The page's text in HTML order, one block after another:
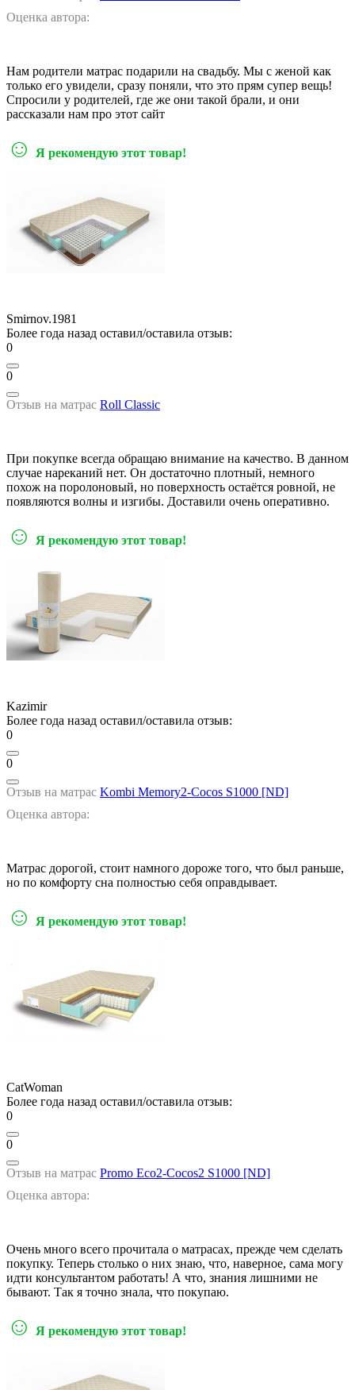
Оценка автора:
Нам родители матрас подарили на свадьбу. Мы с женой как
только его увидели, сразу поняли, что это прям супер вещь!
Спросили у родителей, где же они такой брали, и они
рассказали нам про этот сайт
☺ Я рекомендую этот товар!
Smirnov.1981
Более года назад оставил/оставила отзыв:
0
0
Отзыв на матрас Roll Classic
При покупке всегда обращаю внимание на качество. В данном
случае нареканий нет. Он достаточно плотный, немного
похож на поролоновый, но поверхность остаётся ровной, не
появляются волны и изгибы. Доставили очень оперативно.
☺ Я рекомендую этот товар!
Kazimir
Более года назад оставил/оставила отзыв:
0
0
Отзыв на матрас Kombi Memory2-Cocos S1000 [ND]
Оценка автора:
Матрас дорогой, стоит намного дороже того, что был раньше,
но по комфорту сна полностью себя оправдывает.
☺ Я рекомендую этот товар!
CatWoman
Более года назад оставил/оставила отзыв:
0
0
Отзыв на матрас Promo Eco2-Cocos2 S1000 [ND]
Оценка автора:
Очень много всего прочитала о матрасах, прежде чем сделать
покупку. Теперь столько о них знаю, что, наверное, сама могу
идти консультантом работать! А что, знания лишними не
бывают. Так я точно знала, что покупаю.
☺ Я рекомендую этот товар!